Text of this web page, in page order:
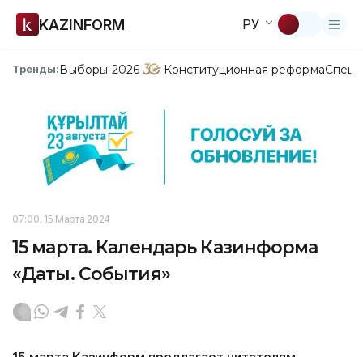
KAZINFORM РУ
Тренды:Выборы-2026 Конституционная реформа
07:00, 15 Марта 2024
15 марта. Календарь Казинформа
«Даты. События»